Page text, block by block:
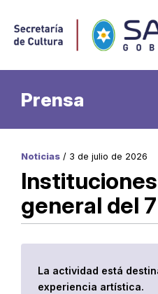
Prensa
Noticias / 3 de julio de 2026
general del
La actividad está
experiencia artística.